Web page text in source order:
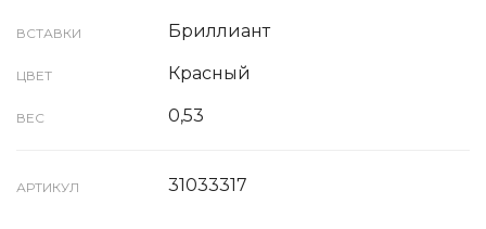
ВСТАВКИ Бриллиант
ЦВЕТ Красный
ВЕС 0,53
АРТИКУЛ 31033317